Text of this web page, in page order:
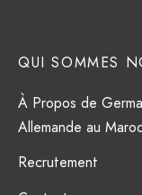
QUI SOMMES
À Propos de
Allemande au
Recrutement